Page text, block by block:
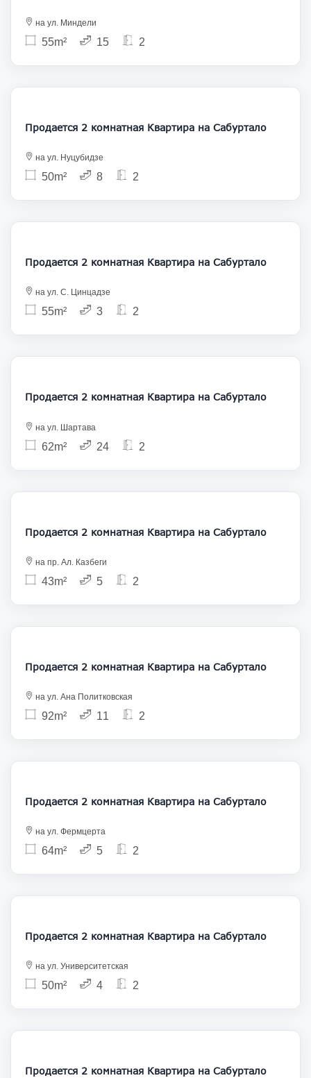
на ул. Миндели
55m² 15 2
131 000
Продается 2 комнатная Квартира на Сабуртало
на ул. Нуцубидзе
50m² 8 2
145 000
Продается 2 комнатная Квартира на Сабуртало
на ул. С. Цинцадзе
55m² 3 2
157 000
Продается 2 комнатная Квартира на Сабуртало
на ул. Шартава
62m² 24 2
128 000
Продается 2 комнатная Квартира на Сабуртало
на пр. Ал. Казбеги
43m² 5 2
160 000
Продается 2 комнатная Квартира на Сабуртало
на ул. Ана Политковская
92m² 11 2
137 000
Продается 2 комнатная Квартира на Сабуртало
на ул. Фермцерта
64m² 5 2
148 000
Продается 2 комнатная Квартира на Сабуртало
на ул. Университетская
50m² 4 2
133 000
Продается 2 комнатная Квартира на Сабуртало